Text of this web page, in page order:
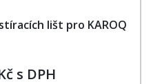
lišt pro KAROQ
s DPH